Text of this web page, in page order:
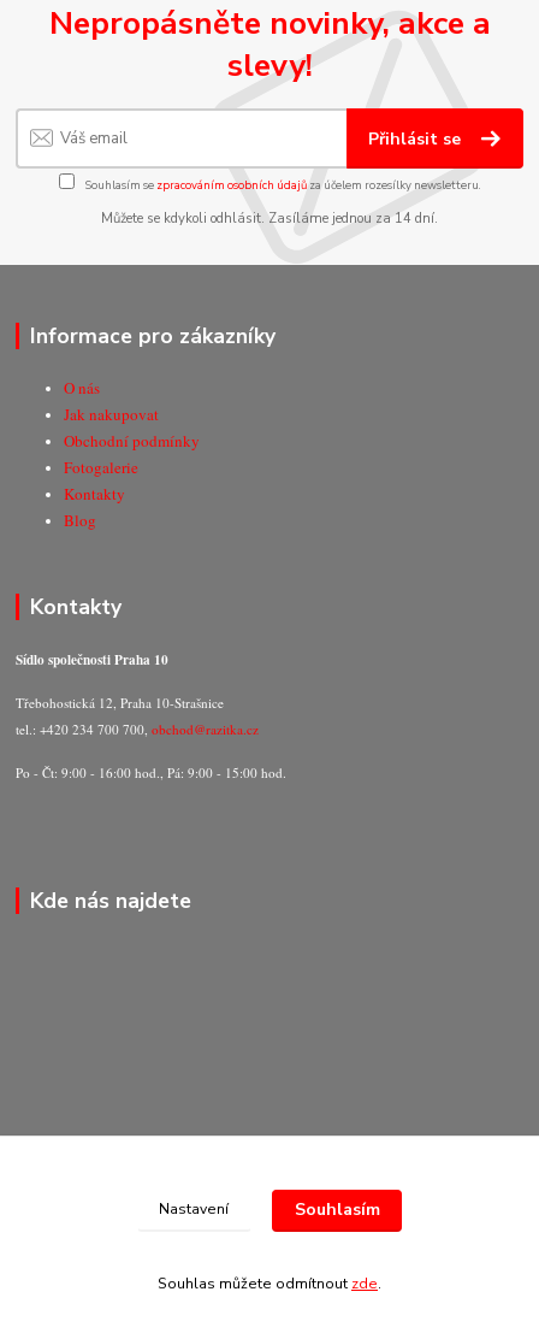
Nepropásněte novinky, akce a
slevy!
Přihlásit se
Souhlasím se zpracováním osobních údajůza účelem rozesílky newsletteru.
Můžete se kdykoli odhlásit. Zasíláme jednou za 14 dní.
Informace pro zákazníky
O nás
Jak nakupovat
Obchodní podmínky
Fotogalerie
Kontakty
Blog
Kontakty
Sídlo společnosti Praha 10
Třebohostická 12, Praha 10-Strašnice
tel.: +420 234 700 700,obchod@razitka.cz
Po - Čt: 9:00 - 16:00 hod., Pá: 9:00 - 15:00 hod.
Kde nás najdete
© Copyright 2020-2026 Marking Center CZ a.s.
Nastavení Souhlasím
Souhlas můžete odmítnout zde.